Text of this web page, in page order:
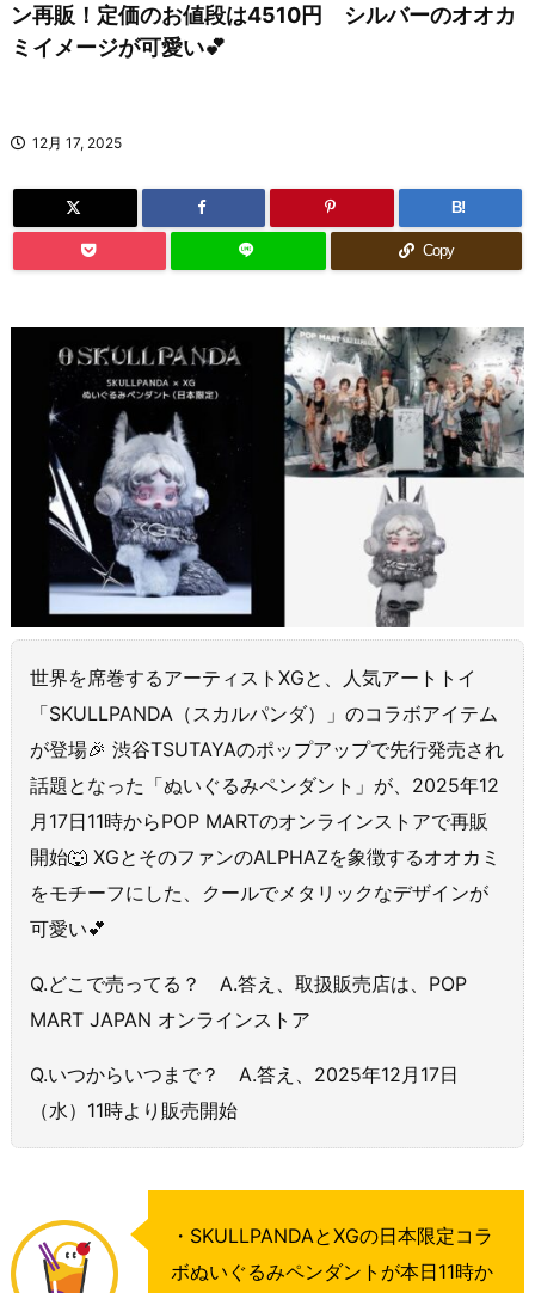
ン再販！定価のお値段は4510円 シルバーのオオカ
ミイメージが可愛い💕
12月 17, 2025
B!
Copy
世界を席巻するアーティストXGと、人気アートトイ
「SKULLPANDA（スカルパンダ）」のコラボアイテム
が登場🎉 渋谷TSUTAYAのポップアップで先行発売され
話題となった「ぬいぐるみペンダント」が、2025年12
月17日11時からPOP MARTのオンラインストアで再販
開始🐺 XGとそのファンのALPHAZを象徴するオオカミ
をモチーフにした、クールでメタリックなデザインが
可愛い💕
Q.どこで売ってる？ A.答え、取扱販売店は、POP
MART JAPAN オンラインストア
Q.いつからいつまで？ A.答え、2025年12月17日
（水）11時より販売開始
・SKULLPANDAとXGの日本限定コラ
ボぬいぐるみペンダントが本日11時か